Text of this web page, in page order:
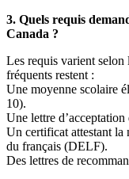
3. Quels requis
Canada ?
Les requis varient selon
fréquents restent :
Une moyenne scolaire
10).
Une lettre
Un certificat attestant
du français (DELF).
Des lettres de